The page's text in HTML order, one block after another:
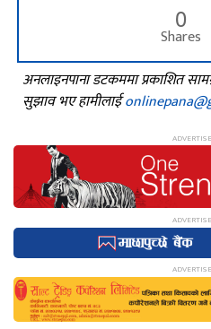
0
Shares
अनलाइनपाना डटकममा प्रकाशित
सुझाव भए हामीलाई